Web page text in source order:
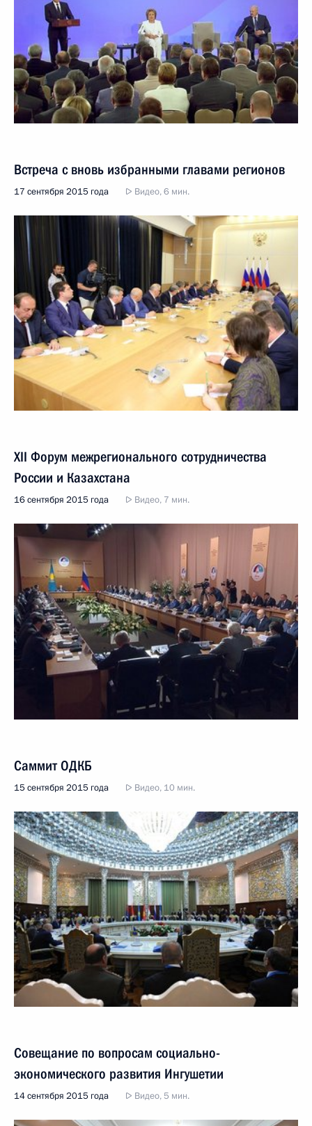
Встреча с вновь избранными главами регионов
17 сентября 2015 года Видео, 6 мин.
XII Форум межрегионального сотрудничества
России и Казахстана
16 сентября 2015 года Видео, 7 мин.
Саммит ОДКБ
15 сентября 2015 года Видео, 10 мин.
Совещание по вопросам социально-
экономического развития Ингушетии
14 сентября 2015 года Видео, 5 мин.